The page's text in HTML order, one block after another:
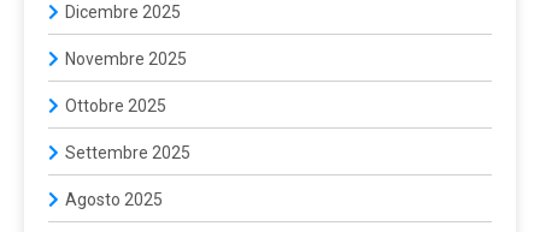
Dicembre 2025
Novembre 2025
Ottobre 2025
Settembre 2025
Agosto 2025